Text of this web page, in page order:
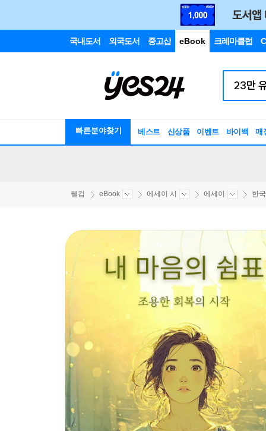
국내도서 외국도서 중고샵 eBook 크레마클럽
빠른분야찾기 베스트 신상품 이벤트 바이백 매
웰컴 eBook 에세이 시 에세이 한